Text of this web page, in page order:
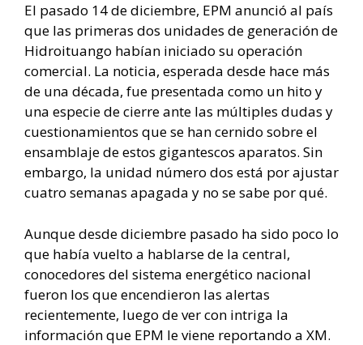
El pasado 14 de diciembre, EPM anunció al país
que las primeras dos unidades de generación de
Hidroituango habían iniciado su operación
comercial. La noticia, esperada desde hace más
de una década, fue presentada como un hito y
una especie de cierre ante las múltiples dudas y
cuestionamientos que se han cernido sobre el
ensamblaje de estos gigantescos aparatos. Sin
embargo, la unidad número dos está por ajustar
cuatro semanas apagada y no se sabe por qué.
Aunque desde diciembre pasado ha sido poco lo
que había vuelto a hablarse de la central,
conocedores del sistema energético nacional
fueron los que encendieron las alertas
recientemente, luego de ver con intriga la
información que EPM le viene reportando a XM.